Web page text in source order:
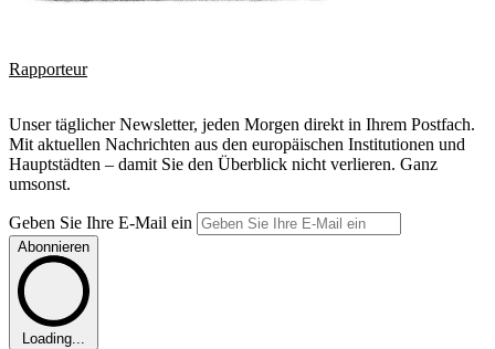
Rapporteur
Unser täglicher Newsletter, jeden Morgen direkt in Ihrem Postfach.
Mit aktuellen Nachrichten aus den europäischen Institutionen und
Hauptstädten – damit Sie den Überblick nicht verlieren. Ganz
umsonst.
Geben Sie Ihre E-Mail ein
Abonnieren
Loading...